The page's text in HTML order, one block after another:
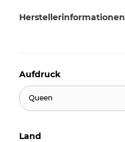
Herstellerinformationen
Aufdruck
Queen
Land